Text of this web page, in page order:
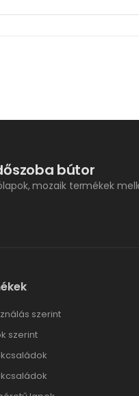
bútor
mozaik termékek
szerint
szerint